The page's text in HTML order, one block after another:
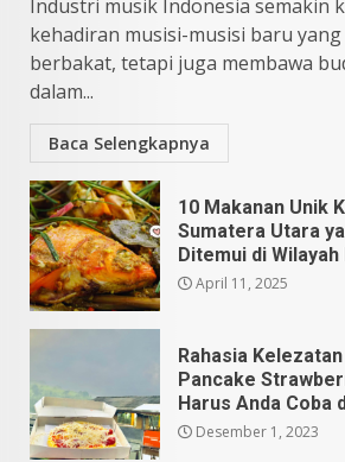
Industri musik Indonesia semakin
kehadiran musisi-musisi baru
berbakat, tetapi juga membawa
dalam...
Baca Selengkapnya
10 Makanan Unik
Sumatera Utara
Ditemui di Wilayah
April 11, 2025
Rahasia
Pancake
Harus Anda Coba
Desember 1, 2023